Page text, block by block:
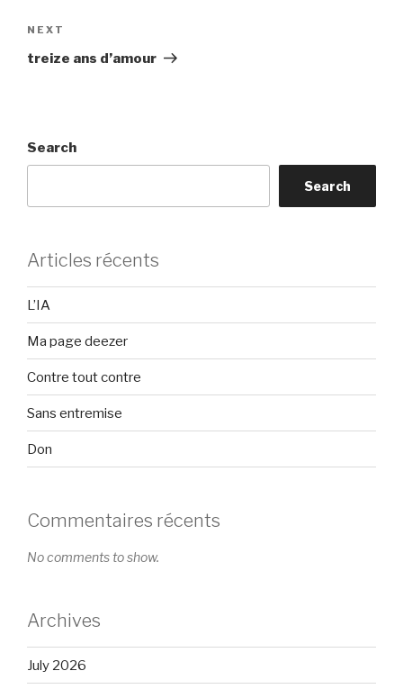
Next
Post
NEXT
treize ans d’amour
Search
Search
Articles récents
L’IA
Ma page deezer
Contre tout contre
Sans entremise
Don
Commentaires récents
No comments to show.
Archives
July 2026